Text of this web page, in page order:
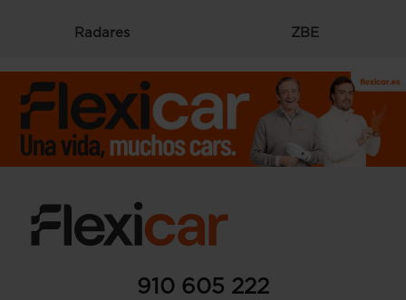
Radares ZBE
910 605 222